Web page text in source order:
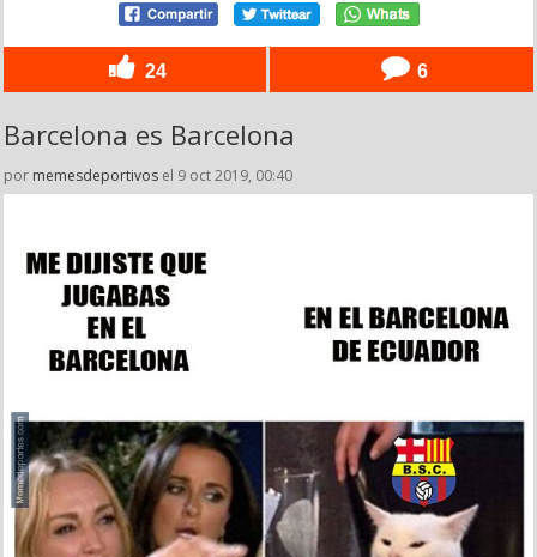
24 6
Barcelona es Barcelona
por memesdeportivos el 9 oct 2019, 00:40